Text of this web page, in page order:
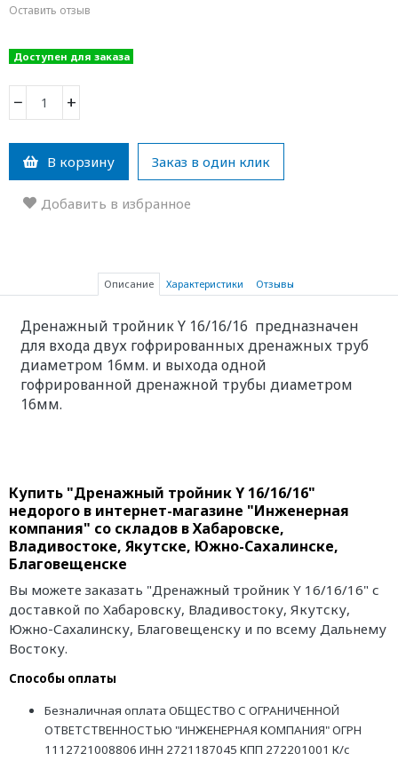
Оставить отзыв
Доступен для заказа
− +
В корзину Заказ в один клик
Добавить в избранное
Описание Характеристики Отзывы
Дренажный тройник Y 16/16/16 предназначен
для входа двух гофрированных дренажных труб
диаметром 16мм. и выхода одной
гофрированной дренажной трубы диаметром
16мм.
Купить "Дренажный тройник Y 16/16/16"
недорого в интернет-магазине "Инженерная
компания" со складов в Хабаровске,
Владивостоке, Якутске, Южно-Сахалинске,
Благовещенске
Вы можете заказать "Дренажный тройник Y 16/16/16" с
доставкой по Хабаровску, Владивостоку, Якутску,
Южно-Сахалинску, Благовещенску и по всему Дальнему
Востоку.
Способы оплаты
Безналичная оплата ОБЩЕСТВО С ОГРАНИЧЕННОЙ
ОТВЕТСТВЕННОСТЬЮ "ИНЖЕНЕРНАЯ КОМПАНИЯ" ОГРН
1112721008806 ИНН 2721187045 КПП 272201001 К/с